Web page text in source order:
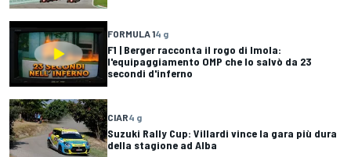
FORMULA 14 g
F1 | Berger racconta il rogo di Imola:
l'equipaggiamento OMP che lo salvò da 23
secondi d'inferno
CIAR4 g
Suzuki Rally Cup: Villardi vince la gara più dura
della stagione ad Alba